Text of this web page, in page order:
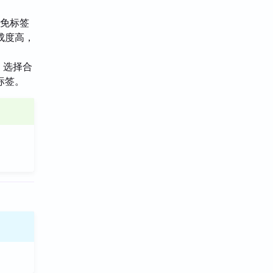
标签
高，
择合
。